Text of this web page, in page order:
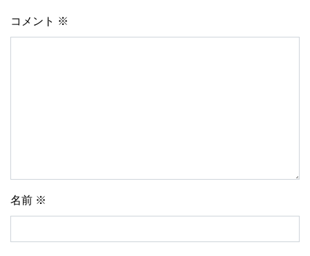
コメント ※
名前 ※